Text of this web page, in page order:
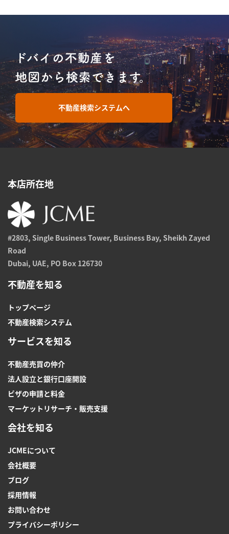
不動産検索システムへ
本店所在地
#2803, Single Business Tower, Business Bay, Sheikh Zayed
Road
Dubai, UAE, PO Box 126730
不動産を知る
トップページ
不動産検索システム
サービスを知る
不動産売買の仲介
法人設立と銀行口座開設
ビザの申請と料金
マーケットリサーチ・販売支援
会社を知る
JCMEについて
会社概要
ブログ
採用情報
お問い合わせ
プライバシーポリシー